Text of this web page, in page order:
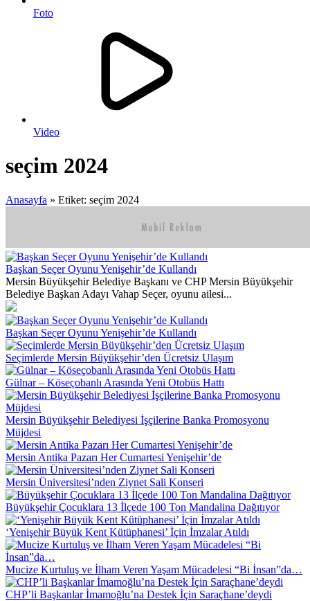
Foto
Video
seçim 2024
Anasayfa » Etiket: seçim 2024
Başkan Seçer Oyunu Yenişehir’de Kullandı
Mersin Büyükşehir Belediye Başkanı ve CHP Mersin Büyükşehir
Belediye Başkan Adayı Vahap Seçer, oyunu ailesi...
Başkan Seçer Oyunu Yenişehir’de Kullandı
Seçimlerde Mersin Büyükşehir’den Ücretsiz Ulaşım
Gülnar – Köseçobanlı Arasında Yeni Otobüs Hattı
Mersin Büyükşehir Belediyesi İşçilerine Banka Promosyonu
Müjdesi
Mersin Antika Pazarı Her Cumartesi Yenişehir’de
Mersin Üniversitesi’nden Ziynet Sali Konseri
Büyükşehir Çocuklara 13 İlçede 100 Ton Mandalina Dağıtıyor
‘Yenişehir Büyük Kent Kütüphanesi’ İçin İmzalar Atıldı
Mucize Kurtuluş ve İlham Veren Yaşam Mücadelesi “Bi İnsan”da…
CHP’li Başkanlar İmamoğlu’na Destek İçin Saraçhane’deydi